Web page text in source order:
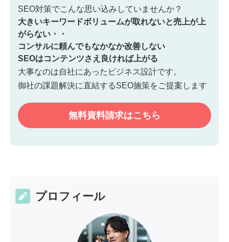
SEO対策でこんな思い込みしていませんか？
大きいキーワードボリュームが取れないと売上が上
がらない・・
コンサルに頼んでもなかなか改善しない
SEOはコンテンツさえ良ければ上がる
大事なのは自社にあったビジネス設計です。
御社の課題解決に直結するSEO施策をご提案します
無料資料請求はこちら
プロフィール